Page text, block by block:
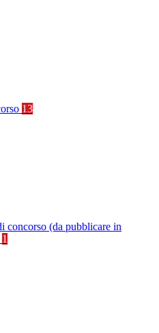
13
concorso (da pubblicare in
1